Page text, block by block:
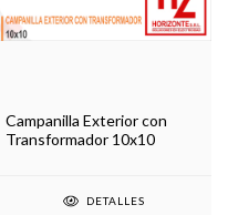
Campanilla Exterior con
Transformador 10x10
DETALLES